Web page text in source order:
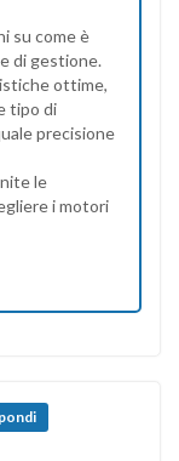
su come è
di gestione.
ottime,
tipo di
precisione
le
i motori